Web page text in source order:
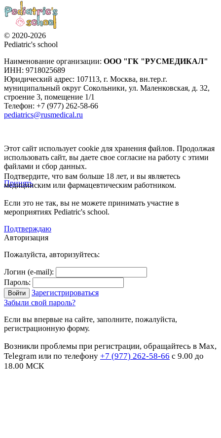
© 2020-2026
Pediatric's school
Наименование организации: ООО "ГК "РУСМЕДИКАЛ"
ИНН: 9718025689
Юридический адрес: 107113, г. Москва, вн.тер.г.
муниципальный округ Сокольники, ул. Маленковская, д. 32,
строение 3, помещение 1/1
Телефон: +7 (977) 262-58-66
pediatrics@rusmedical.ru
Этот сайт использует cookie для хранения файлов. Продолжая
использовать сайт, вы даете свое согласие на работу с этими
файлами и сбор данных.
Принять
Подтвердите, что вам больше 18 лет, и вы являетесь
медицинским или фармацевтическим работником.
Если это не так, вы не можете принимать участие в
мероприятиях Pediatric's school.
Подтверждаю
Авторизация
Пожалуйста, авторизуйтесь:
Логин (e-mail):
Пароль:
Зарегистрироваться
Забыли свой пароль?
Если вы впервые на сайте, заполните, пожалуйста,
регистрационную форму.
Возникли проблемы при регистрации, обращайтесь в Max,
Telegram или по телефону +7 (977) 262-58-66 с 9.00 до
18.00 МСК